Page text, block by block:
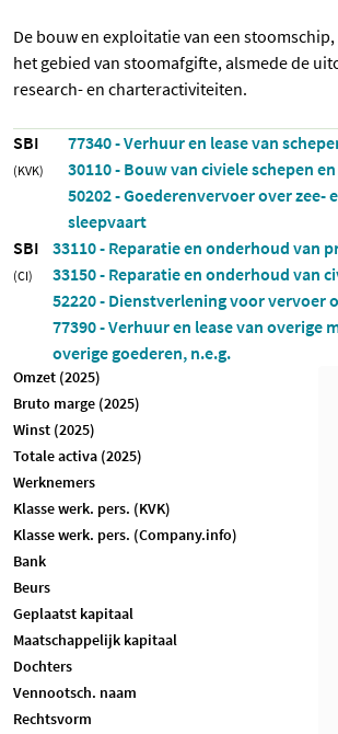
De bouw en exploitatie van een
het gebied van stoomafgifte, alsmede de
research- en charteractiviteiten.
SBI
(KVK)
77340 - Verhuur en lease van
30110 - Bouw van civiele schepen
50202 - Goederenvervoer over
sleepvaart
SBI
(CI)
33110 - Reparatie en onderhoud van
33150 - Reparatie en onderhoud van
52220 - Dienstverlening voor vervoer
77390 - Verhuur en lease van overige
overige goederen, n.e.g.
Omzet (2025)
Bruto marge (2025)
Winst (2025)
Totale activa (2025)
Werknemers
Klasse werk. pers. (KVK)
Klasse werk. pers. (Company.info)
Bank
Beurs
Geplaatst kapitaal
Maatschappelijk kapitaal
Dochters
Vennootsch. naam
Rechtsvorm